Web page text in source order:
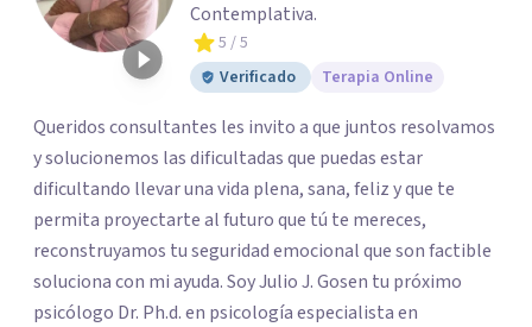
Contemplativa.
5 / 5
Verificado
Terapia Online
Queridos consultantes les invito a que juntos resolvamos
y solucionemos las dificultadas que puedas estar
dificultando llevar una vida plena, sana, feliz y que te
permita proyectarte al futuro que tú te mereces,
reconstruyamos tu seguridad emocional que son factible
soluciona con mi ayuda. Soy Julio J. Gosen tu próximo
psicólogo Dr. Ph.d. en psicología especialista en